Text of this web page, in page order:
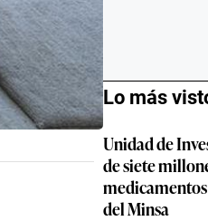
Lo más
Unidad de
de siete
del Minsa